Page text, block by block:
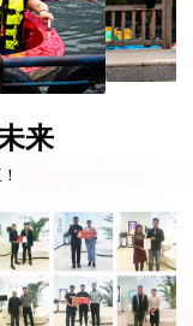
来